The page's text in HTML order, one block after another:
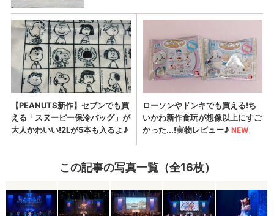
この記事の写真一覧（全16枚）